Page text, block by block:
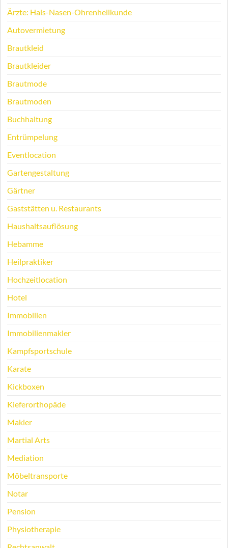
Ärzte: Hals-Nasen-Ohrenheilkunde
Autovermietung
Brautkleid
Brautkleider
Brautmode
Brautmoden
Buchhaltung
Entrümpelung
Eventlocation
Gartengestaltung
Gärtner
Gaststätten u. Restaurants
Haushaltsauflösung
Hebamme
Heilpraktiker
Hochzeitlocation
Hotel
Immobilien
Immobilienmakler
Kampfsportschule
Karate
Kickboxen
Kieferorthopäde
Makler
Martial Arts
Mediation
Möbeltransporte
Notar
Pension
Physiotherapie